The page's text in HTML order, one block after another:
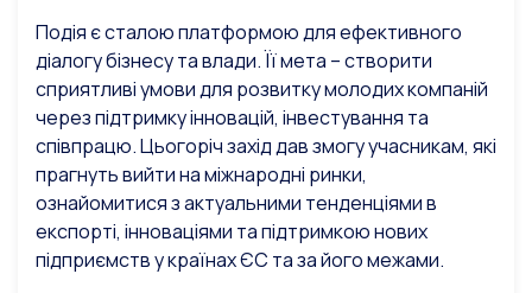
Подія є сталою платформою для ефективного
діалогу бізнесу та влади. Її мета – створити
сприятливі умови для розвитку молодих компаній
через підтримку інновацій, інвестування та
співпрацю. Цьогоріч захід дав змогу учасникам, які
прагнуть вийти на міжнародні ринки,
ознайомитися з актуальними тенденціями в
експорті, інноваціями та підтримкою нових
підприємств у країнах ЄС та за його межами.